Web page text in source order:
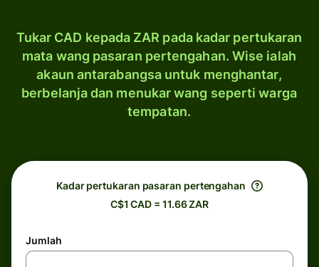
Tukar CAD kepada ZAR pada kadar pertukaran
mata wang pasaran pertengahan. Wise ialah
akaun antarabangsa untuk menghantar,
berbelanja dan menukar wang seperti warga
tempatan.
Kadar pertukaran pasaran pertengahan
C$1 CAD = 11.66 ZAR
Jumlah